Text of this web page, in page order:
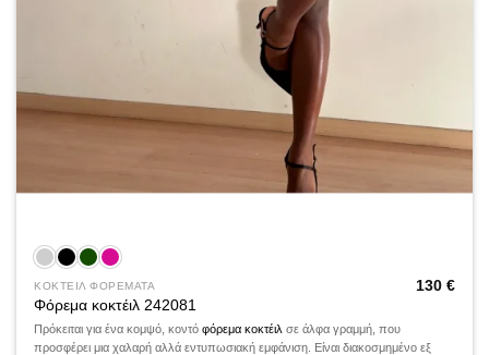
ΚΟΚΤΕΙΛ ΦΟΡΕΜΑΤΑ
Φόρεμα κοκτέιλ 242081
130 €
Πρόκειται για ένα κομψό, κοντόφόρεμα κοκτέιλ σε άλφα γραμμή, που
προσφέρει μια χαλαρή αλλά εντυπωσιακή εμφάνιση. Είναι διακοσμημένο εξ